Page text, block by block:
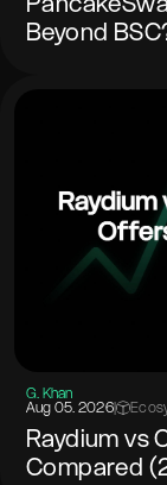
Beyond
G. Khan
Aug 05. 2026|
Raydium vs
Compared